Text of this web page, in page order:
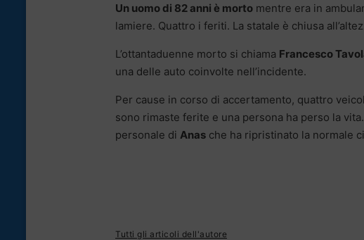
Un uomo di 82 anni è morto mentre era in
lamiere. Quattro i feriti. La statale è chiusa
L’ottantaduenne morto si chiama Francesco
una delle auto coinvolte nell’incidente.
Per cause in corso di accertamento, quattro
sono rimaste ferite e una persona ha perso la
personale di Anas che ha ripristinato la normale
Tutti gli articoli dell'autore